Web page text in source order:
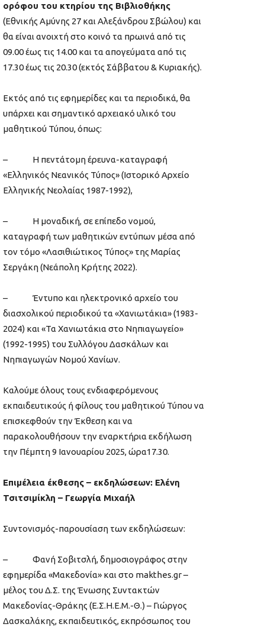
ορόφου του κτηρίου της Βιβλιοθήκης
(Εθνικής Αμύνης 27 και Αλεξάνδρου Σβώλου) και
θα είναι ανοιχτή στο κοινό τα πρωινά από τις
09.00 έως τις 14.00 και τα απογεύματα από τις
17.30 έως τις 20.30 (εκτός Σάββατου & Κυριακής).
Εκτός από τις εφημερίδες και τα περιοδικά, θα
υπάρχει και σημαντικό αρχειακό υλικό του
μαθητικού Τύπου, όπως:
– Η πεντάτομη έρευνα-καταγραφή
«Ελληνικός Νεανικός Τύπος» (Ιστορικό Αρχείο
Ελληνικής Νεολαίας 1987-1992),
– Η μοναδική, σε επίπεδο νομού,
καταγραφή των μαθητικών εντύπων μέσα από
τον τόμο «Λασιθιώτικος Τύπος» της Μαρίας
Σεργάκη (Νεάπολη Κρήτης 2022).
– Έντυπο και ηλεκτρονικό αρχείο του
διασχολικού περιοδικού τα «Χανιωτάκια» (1983-
2024) και «Τα Χανιωτάκια στο Νηπιαγωγείο»
(1992-1995) του Συλλόγου Δασκάλων και
Νηπιαγωγών Νομού Χανίων.
Καλούμε όλους τους ενδιαφερόμενους
εκπαιδευτικούς ή φίλους του μαθητικού Τύπου να
επισκεφθούν την Έκθεση και να
παρακολουθήσουν την εναρκτήρια εκδήλωση
την Πέμπτη 9 Ιανουαρίου 2025, ώρα17.30.
Επιμέλεια έκθεσης – εκδηλώσεων: Ελένη
Τσιτσιμίκλη – Γεωργία Μιχαήλ
Συντονισμός-παρουσίαση των εκδηλώσεων:
– Φανή Σοβιτσλή, δημοσιογράφος στην
εφημερίδα «Μακεδονία» και στο makthes.gr –
μέλος του Δ.Σ. της Ένωσης Συντακτών
Μακεδονίας-Θράκης (Ε.Σ.Η.Ε.Μ.-Θ.) – Γιώργος
Δασκαλάκης, εκπαιδευτικός, εκπρόσωπος του